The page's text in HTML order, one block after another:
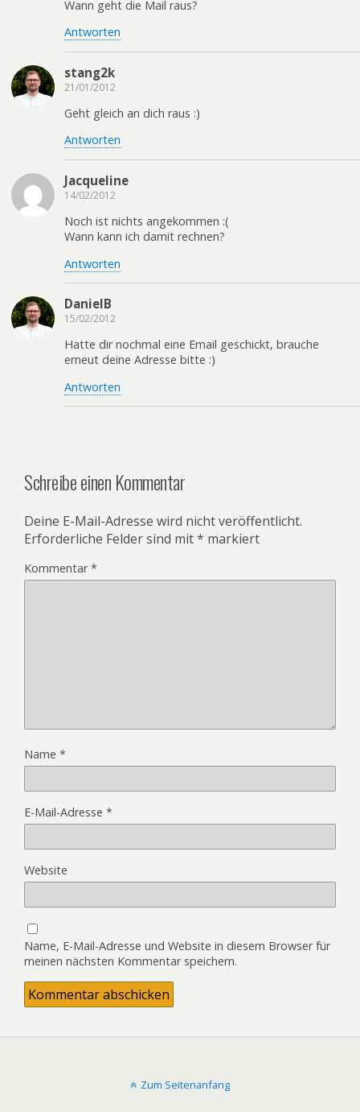
Wann geht die Mail raus?
Antworten
stang2k
21/01/2012
Geht gleich an dich raus :)
Antworten
Jacqueline
14/02/2012
Noch ist nichts angekommen :(
Wann kann ich damit rechnen?
Antworten
DanielB
15/02/2012
Hatte dir nochmal eine Email geschickt, brauche
erneut deine Adresse bitte :)
Antworten
Schreibe einen Kommentar
Deine E-Mail-Adresse wird nicht veröffentlicht.
Erforderliche Felder sind mit* markiert
Kommentar*
Name *
E-Mail-Adresse *
Website
Name, E-Mail-Adresse und Website in diesem Browser für
meinen nächsten Kommentar speichern.
Zum Seitenanfang